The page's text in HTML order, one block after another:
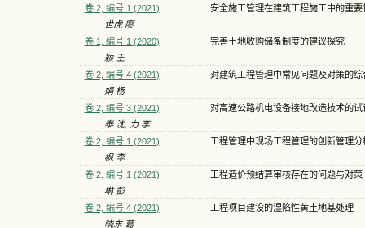
卷 2, 编号 1 (2021)
安全施工管理在建筑工程施工中的重要
世虎 廖
卷 1, 编号 1 (2020)
完善土地收购储备制度的建议探究
颖 王
卷 2, 编号 4 (2021)
对建筑工程管理中常见问题及对策的综
娟 杨
卷 2, 编号 3 (2021)
对高速公路机电设备接地改造技术的试
泰 沈, 力 李
卷 2, 编号 1 (2021)
工程管理中现场工程管理的创新管理分
枫 李
卷 2, 编号 1 (2021)
工程造价预结算审核存在的问题与对策
琳 彭
卷 2, 编号 4 (2021)
工程项目建设的湿陷性黄土地基处理
晓东 葛